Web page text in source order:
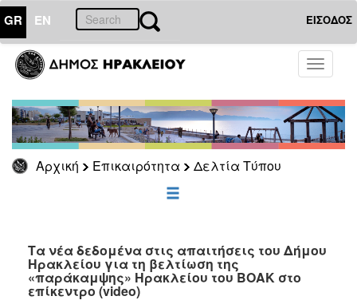
GR EN ΕΙΣΟΔΟΣ
Toggle
Αρχική Επικαιρότητα Δελτία Τύπου
ΕΠΙΚΑΙΡΟΤΗΤΑ
Τύπου
Αρχείο
ΕΠΙΣΚΕΠΤΗΣ
ΗΡΑΚΛΕΙΟ
Τα νέα δεδομένα στις απαιτήσεις του Δήμου
Ηρακλείου για τη βελτίωση της
«παράκαμψης» Ηρακλείου του ΒΟΑΚ στο
επίκεντρο (video)